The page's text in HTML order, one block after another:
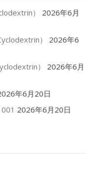
）
2026年6月
）
2026年6
）
2026年6月
年6月20日
2026年6月20日